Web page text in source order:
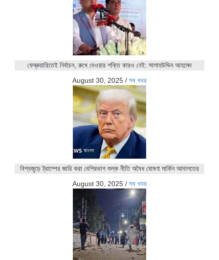
ফেব্রুয়ারিতেই নির্বাচন, রুখে দেওয়ার শক্তি কারও নেই: সালাহউদ্দিন আহমেদ
August 30, 2025 / সব খবর
বিশ্বজুড়ে ট্রাম্পের জারি করা বেশিরভাগ শুল্ক নীতি অবৈধ ঘোষণা মার্কিন আদালতের
August 30, 2025 / সব খবর